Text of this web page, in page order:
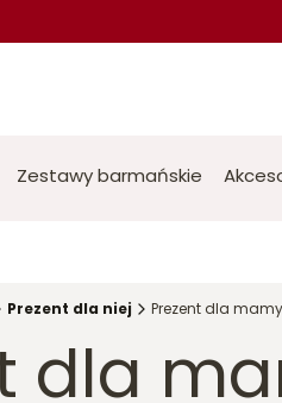
Zestawy barmańskie
Prezent dla niej Prezent dla mamy
dla